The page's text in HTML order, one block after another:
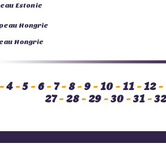
Estonie
Hongrie
-4 -5 - 6- 7- 8-9 - 10 - 11 - 12-
27- 28- 29 -30 -31 -32